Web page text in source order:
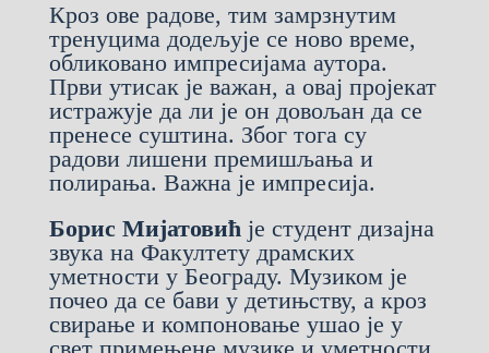
Кроз ове радове, тим замрзнутим
тренуцима додељује се ново време,
обликовано импресијама аутора.
Први утисак је важан, а овај пројекат
истражује да ли је он довољан да се
пренесе суштина. Због тога су
радови лишени премишљања и
полирања. Важна је импресија.
Борис Мијатовићје студент дизајна
звука на Факултету драмских
уметности у Београду. Музиком је
почео да се бави у детињству, а кроз
свирање и компоновање ушао је у